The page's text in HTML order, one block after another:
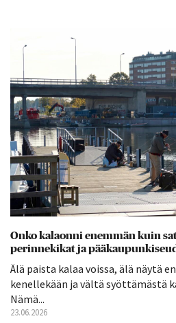
Onko kalaonni enemmän kuin
perinnekikat ja
Älä paista kalaa voissa, älä näytä
kenellekään ja vältä syöttämästä
Nämä...
23.06.2026